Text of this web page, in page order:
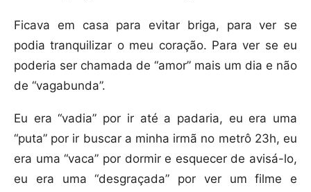
Ficava em casa para evitar briga, para ver se
podia tranquilizar o meu coração. Para ver se eu
poderia ser chamada de “amor” mais um dia e não
de “vagabunda”.
Eu era “vadia” por ir até a padaria, eu era uma
“puta” por ir buscar a minha irmã no metrô 23h, eu
era uma “vaca” por dormir e esquecer de avisá-lo,
eu era uma “desgraçada” por ver um filme e